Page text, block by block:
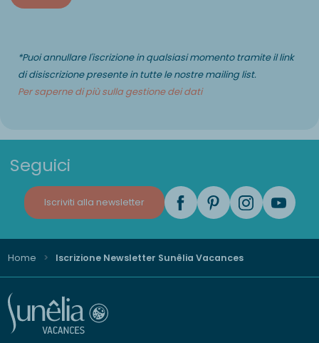
*Puoi annullare l'iscrizione in qualsiasi momento tramite il link
di disiscrizione presente in tutte le nostre mailing list.
Per saperne di più sulla gestione dei dati
Seguici
Iscriviti alla newsletter
Home Iscrizione Newsletter Sunêlia Vacances